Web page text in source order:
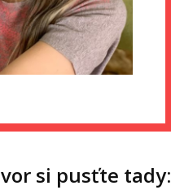
si pusťte tady: